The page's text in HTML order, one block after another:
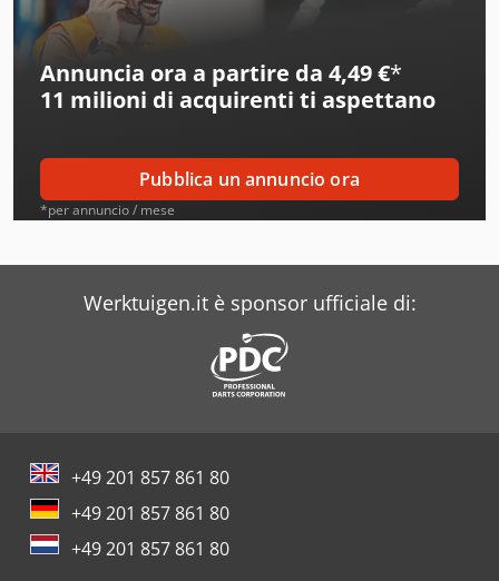
Bauer
Bausch
Bbc
Beka-Mak
Beutler
Bianco
Blm
Bmf
Annuncia ora a partire da 4,49 €*
11 milioni di acquirenti ti aspettano
Pubblica un annuncio ora
*per annuncio / mese
Werktuigen.it è sponsor ufficiale di:
+49 201 857 861 80
+49 201 857 861 80
+49 201 857 861 80